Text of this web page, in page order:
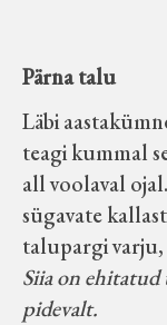
Pärna talu
Läbi
teagi kummal
all voolaval
sügavate
talupargi
Siia on ehitatud
pidevalt.